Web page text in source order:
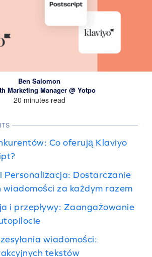
Ben Salomon
Marketing Manager @ Yotpo
20 minutes read
Co oferują Klaviyo
Personalizacja: Dostarczanie
za każdym razem
i przepływy: Zaangażowanie
wiadomości:
tekstów